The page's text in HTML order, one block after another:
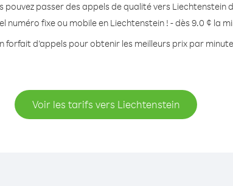
pouvez passer des appels de qualité vers Liechtenstein
numéro fixe ou mobile en Liechtenstein ! - dès 9.0 ¢ la
forfait d’appels pour obtenir les meilleurs prix par
Voir les tarifs vers Liechtenstein